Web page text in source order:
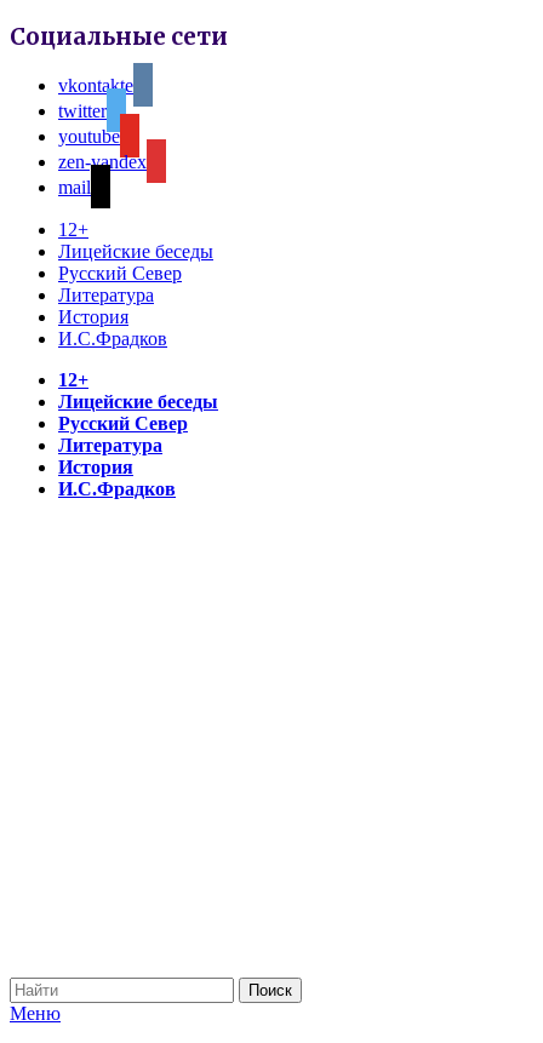
Социальные сети
vkontakte
twitter
youtube
zen-yandex
mail
12+
Лицейские беседы
Русский Север
Литература
История
И.С.Фрадков
12+
Лицейские беседы
Русский Север
Литература
История
И.С.Фрадков
Меню